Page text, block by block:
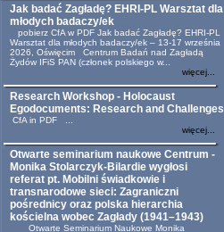
Jak badać Zagładę? EHRI-PL Warsztat dla
młodych badaczy/ek
pobierz CfA w PDF Jak badać Zagładę? EHRI-PL
Warsztat dla młodych badaczy/ek – 13-17 września
2026, Oświęcim Centrum Badań nad Zagładą
Żydów IFiS PAN (członek polskiego w...
więcej...
Research Workshop - Holocaust
Egodocuments: Research and Challenges
CfA in PDF ...
więcej...
Otwarte seminarium naukowe Centrum -
Monika Stolarczyk-Bilardie wygłosi
referat pt. Mobilni świadkowie i
transnarodowe sieci: Zagraniczni
pośrednicy oraz polska hierarchia
kościelna wobec Zagłady (1941–1943)
Otwarte Seminarium Naukowe Monika